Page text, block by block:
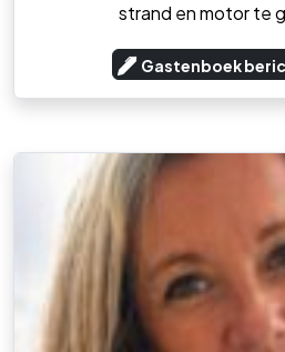
strand en motor te
Gastenboek